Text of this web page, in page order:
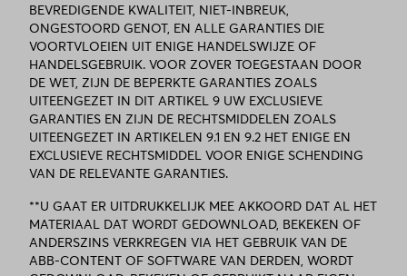
BEVREDIGENDE KWALITEIT, NIET-INBREUK,
ONGESTOORD GENOT, EN ALLE GARANTIES DIE
VOORTVLOEIEN UIT ENIGE HANDELSWIJZE OF
HANDELSGEBRUIK. VOOR ZOVER TOEGESTAAN DOOR
DE WET, ZIJN DE BEPERKTE GARANTIES ZOALS
UITEENGEZET IN DIT ARTIKEL 9 UW EXCLUSIEVE
GARANTIES EN ZIJN DE RECHTSMIDDELEN ZOALS
UITEENGEZET IN ARTIKELEN 9.1 EN 9.2 HET ENIGE EN
EXCLUSIEVE RECHTSMIDDEL VOOR ENIGE SCHENDING
VAN DE RELEVANTE GARANTIES.
**U GAAT ER UITDRUKKELIJK MEE AKKOORD DAT AL HET
MATERIAAL DAT WORDT GEDOWNLOAD, BEKEKEN OF
ANDERSZINS VERKREGEN VIA HET GEBRUIK VAN DE
ABB-CONTENT OF SOFTWARE VAN DERDEN, WORDT